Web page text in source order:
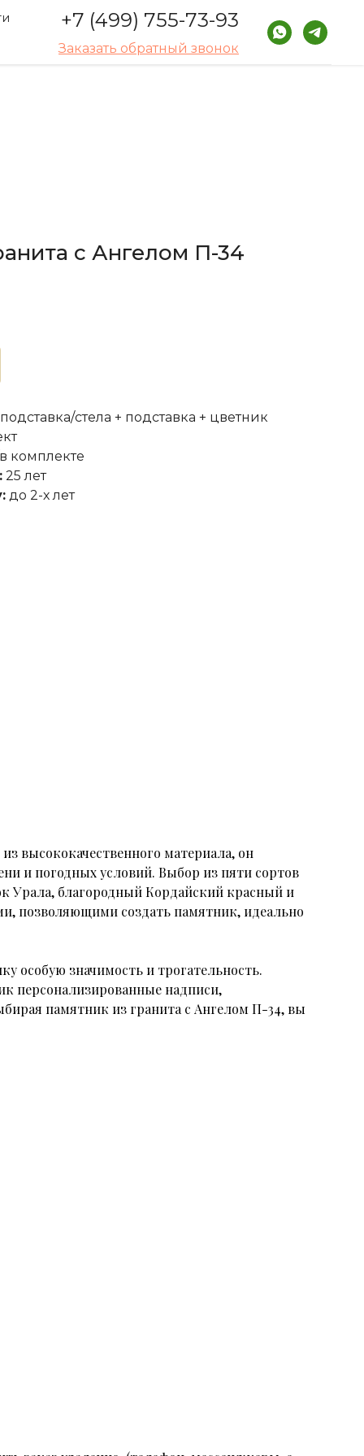
+7 (499) 755-73-93
Заказать обратный звонок
с Ангелом П-34
стела + подставка + цветник
комплекте
25 лет
до 2-х лет
высококачественного материала, он
и погодных условий. Выбор из пяти сортов
Урала, благородный Кордайский красный и
позволяющими создать памятник, идеально
особую значимость и трогательность.
персонализированные надписи,
памятник из гранита с Ангелом П-34, вы